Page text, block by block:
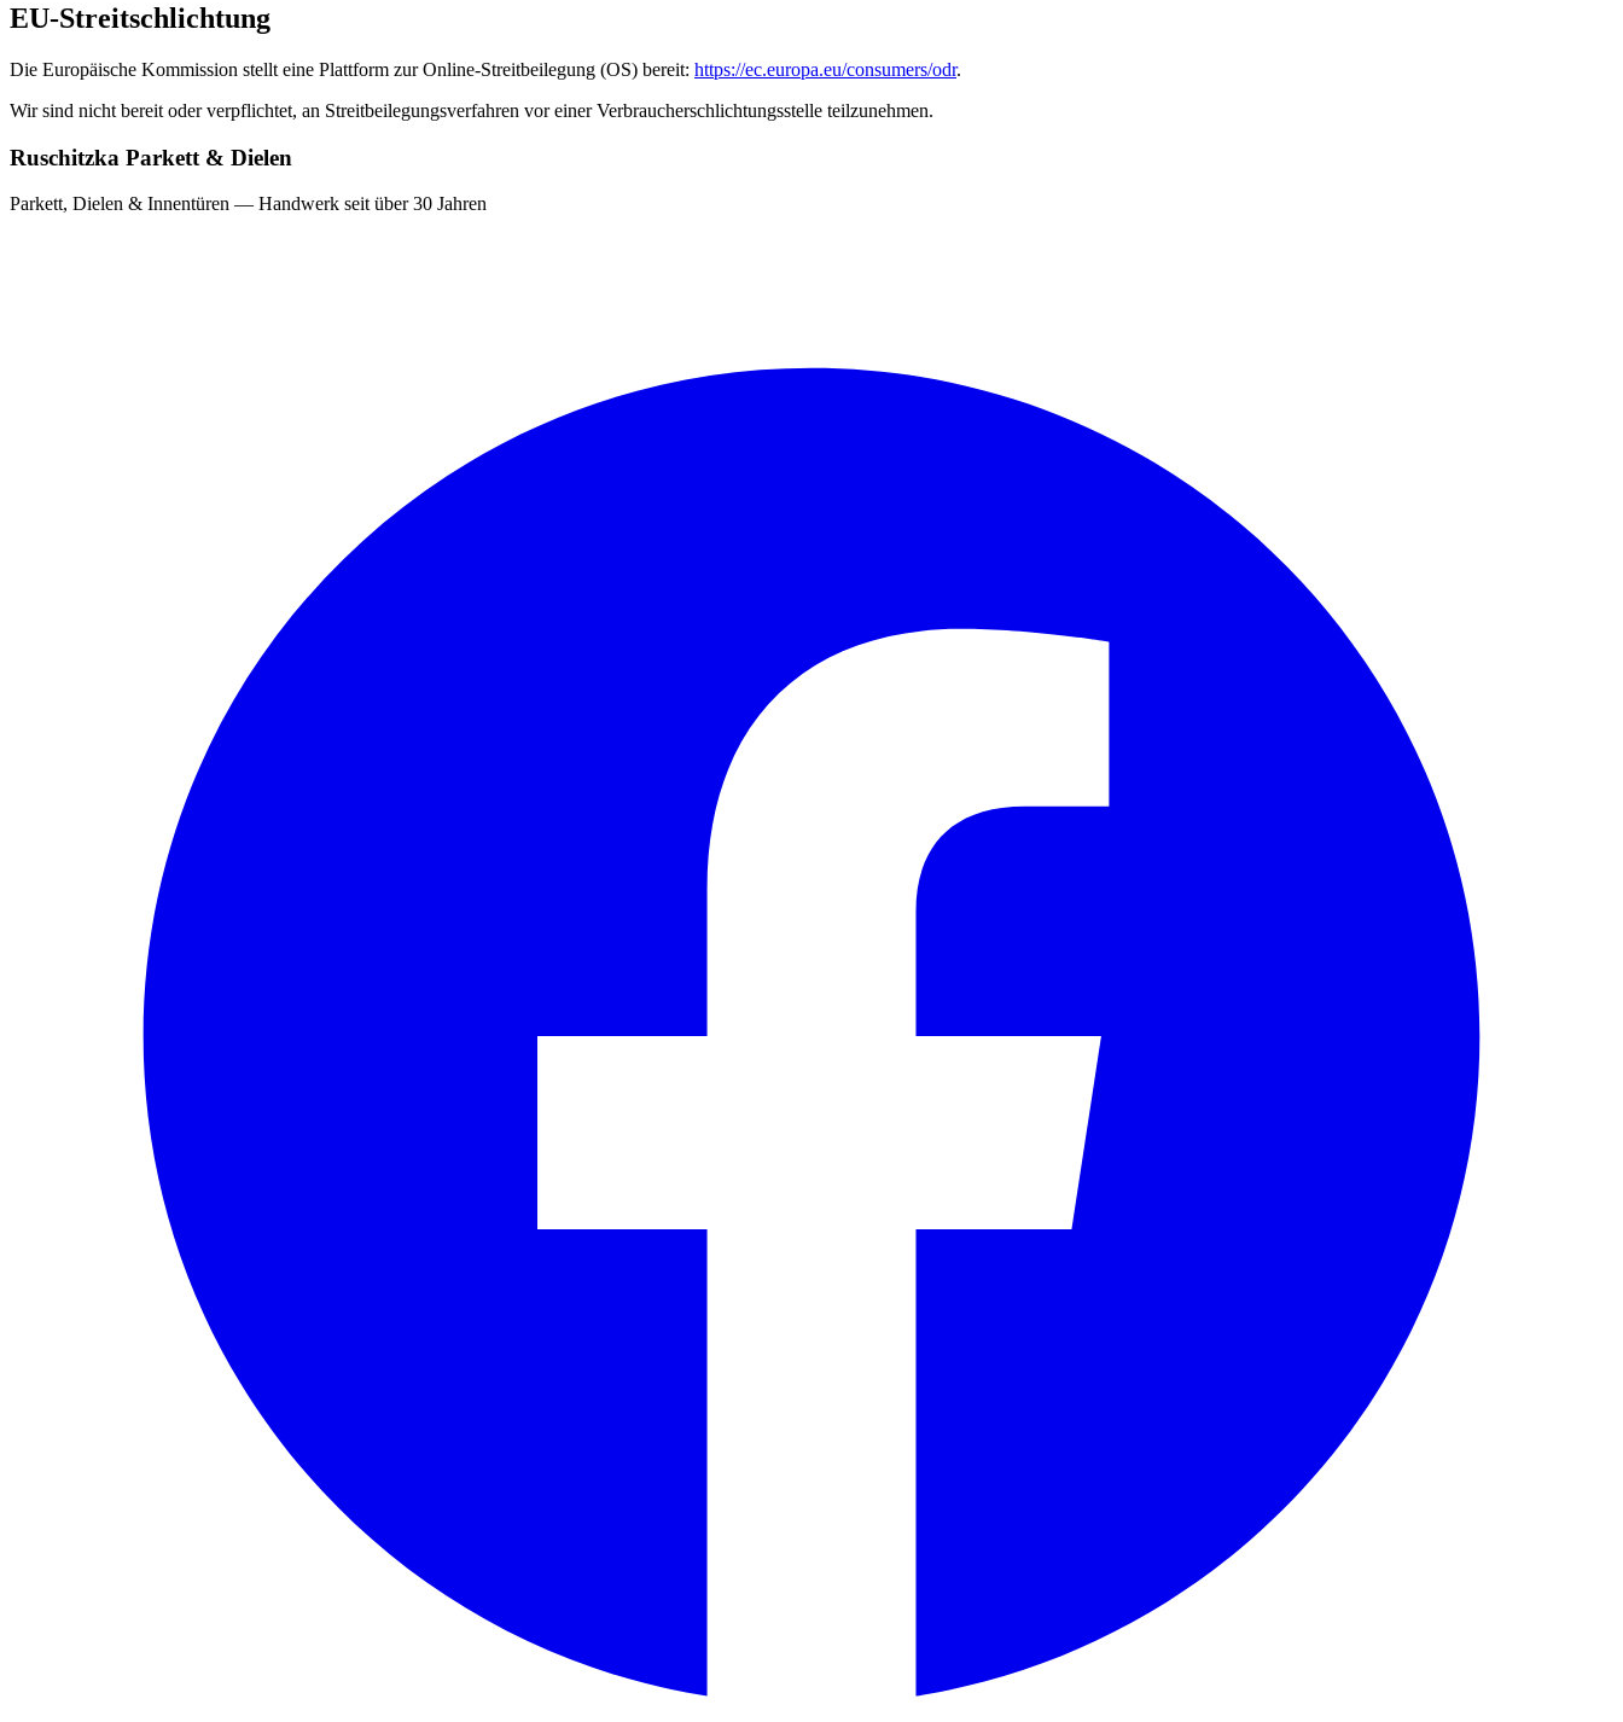
EU-Streitschlichtung
Die Europäische Kommission stellt eine Plattform zur Online-Streitbeilegung (OS) bereit: https://ec.europa.eu/consumers/odr.
Wir sind nicht bereit oder verpflichtet, an Streitbeilegungsverfahren vor einer Verbraucherschlichtungsstelle teilzunehmen.
Ruschitzka Parkett & Dielen
Parkett, Dielen & Innentüren — Handwerk seit über 30 Jahren